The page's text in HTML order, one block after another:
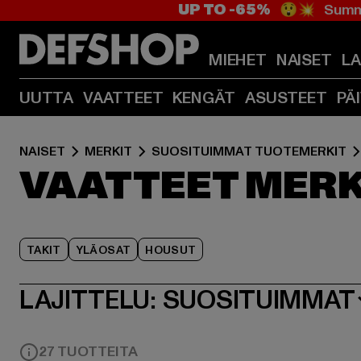
UP TO -65% 😲💥
MIEHET NAISET
UUTTA VAATTEET KENGÄT ASUSTEET
NAISET MERKIT SUOSITUIMMAT TUOTEMERKIT
VAATTEET
TAKIT YLÄOSAT HOUSUT
LAJITTELU: SUOSITUIMMAT
27 TUOTTEITA